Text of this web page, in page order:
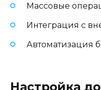
Массовые
Интеграция с
Автоматизация